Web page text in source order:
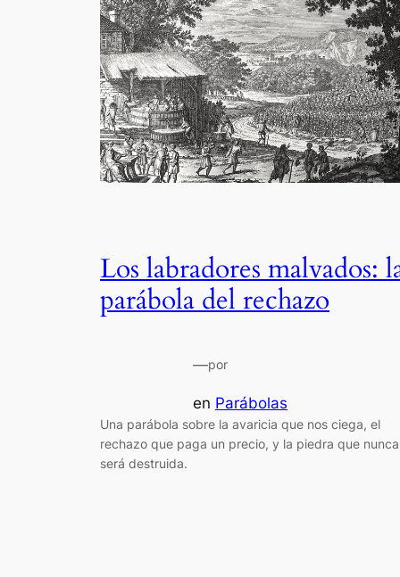
Los labradores malvados:
parábola del rechazo
—por
en Parábolas
Una parábola sobre la avaricia que nos ciega, el
rechazo que paga un precio, y la piedra que nunca
será destruida.